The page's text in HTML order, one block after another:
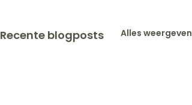
Recente blogposts Alles weergeven